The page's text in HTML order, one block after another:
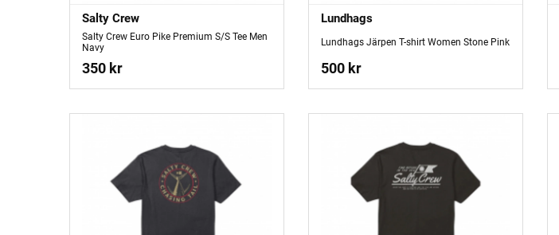
Salty Crew
Salty Crew Euro Pike Premium S/S Tee Men
Navy
350 kr
Lundhags
Lundhags Järpen T-shirt Women Stone Pink
500 kr